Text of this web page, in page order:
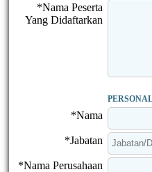
*Nama Peserta
Yang Didaftarkan
*Nama
*Jabatan
*Nama Perusahaan